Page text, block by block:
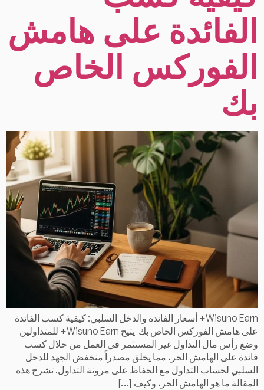
الفائدة على هامش
الفوركس الخاص
بك
Wisuno Earn+ أسعار الفائدة والدخل السلبي: كيفية كسب الفائدة
على هامش الفوركس الخاص بك يتيح Wisuno Earn+ للمتداولين
وضع رأس مال التداول غير المستثمر في العمل من خلال كسب
فائدة على الهامش الحر، مما يخلق مصدراً منخفض الجهد للدخل
السلبي لحساب التداول مع الحفاظ على مرونة التداول. تشرح هذه
المقالة ما هو الهامش الحر، وكيف […]